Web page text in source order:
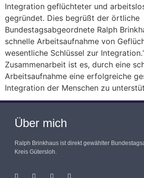
Integration geflüchteter und
gegründet. Dies begrüßt der örtliche
Bundestagsabgeordnete Ralph
schnelle Arbeitsaufnahme von
wesentliche Schlüssel zur
Zusammenarbeit ist es, durch eine
Arbeitsaufnahme eine erfolgreiche
Integration der Menschen zu
Über mich
Ralph Brinkhaus ist direkt gewählter
Kreis Gütersloh.